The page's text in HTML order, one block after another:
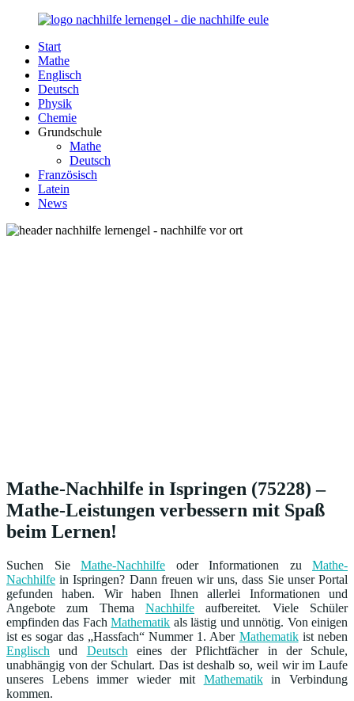
Zurück
Inhalt
Nachhilfe-
Lernengel.de
Unsere
Nachhilfe-
Eule
berät
zum
Damit
Lernen
Spaß
Start
Mathe
Englisch
Deutsch
Physik
Chemie
Grundschule
Mathe
Deutsch
Französisch
Latein
News
Mathe-Nachhilfe in Ispringen (75228) –
Mathe-Leistungen verbessern mit Spaß
beim Lernen!
Suchen Sie Mathe-Nachhilfe oder Informationen zu Mathe-
Nachhilfe in Ispringen? Dann freuen wir uns, dass Sie unser Portal
gefunden haben. Wir haben Ihnen allerlei Informationen und
Angebote zum Thema Nachhilfe aufbereitet. Viele Schüler
empfinden das FachMathematik als lästig und unnötig. Von einigen
ist es sogar das „Hassfach“ Nummer 1. Aber Mathematikist neben
Englisch und Deutsch eines der Pflichtfächer in der Schule,
unabhängig von der Schulart. Das ist deshalb so, weil wir im Laufe
unseres Lebens immer wieder mit Mathematikin Verbindung
kommen.